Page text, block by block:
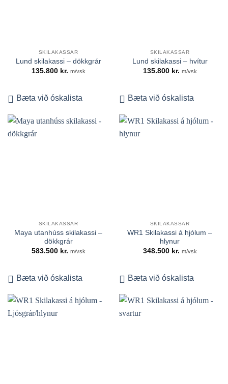
SKILAKASSAR
Lund skilakassi – dökkgrár
135.800 kr. m/vsk
Bæta við óskalista
SKILAKASSAR
Lund skilakassi – hvítur
135.800 kr. m/vsk
Bæta við óskalista
SKILAKASSAR
Maya utanhúss skilakassi –
dökkgrár
583.500 kr. m/vsk
Bæta við óskalista
SKILAKASSAR
WR1 Skilakassi á hjólum –
hlynur
348.500 kr. m/vsk
Bæta við óskalista